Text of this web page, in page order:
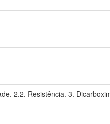
2.2. Resistência. 3.